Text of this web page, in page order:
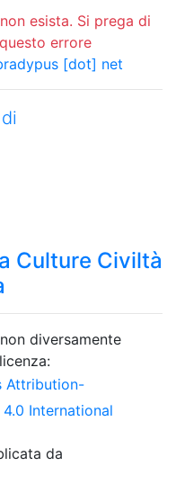
esista. Si prega di
errore
[dot] net
Culture Civiltà
diversamente
Attribution-
International
da